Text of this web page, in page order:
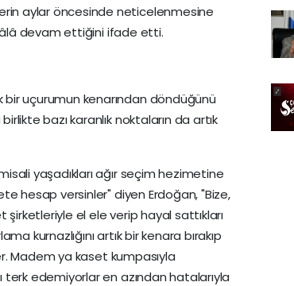
aylar öncesinde neticelenmesine
hâlâ devam ettiğini ifade etti.
uçurumun kenarından döndüğünü
bazı karanlık noktaların da artık
yaşadıkları ağır seçim hezimetine
hesap versinler" diyen Erdoğan, "Bize,
el ele verip hayal sattıkları
kurnazlığını artık bir kenara bırakıp
Madem ya kaset kumpasıyla
edemiyorlar en azından hatalarıyla